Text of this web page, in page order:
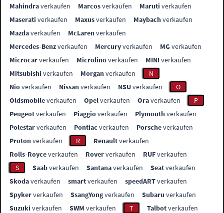
Mahindraverkaufen Marcosverkaufen Maruti verkaufen
Maserati verkaufen Maxusverkaufen Maybachverkaufen
Mazdaverkaufen McLarenverkaufen
Mercedes-Benzverkaufen Mercuryverkaufen MGverkaufen
Microcarverkaufen Microlinoverkaufen MINIverkaufen
Mitsubishi verkaufen Morganverkaufen
N
Nioverkaufen Nissanverkaufen NSUverkaufen
O
Oldsmobileverkaufen Opelverkaufen Oraverkaufen
P
Peugeotverkaufen Piaggioverkaufen Plymouthverkaufen
Polestarverkaufen Pontiac verkaufen Porscheverkaufen
Protonverkaufen R Renaultverkaufen
Rolls-Royceverkaufen Roververkaufen RUFverkaufen
S
Saabverkaufen Santanaverkaufen Seatverkaufen
Skodaverkaufen smartverkaufen speedARTverkaufen
Spykerverkaufen SsangYongverkaufen Subaru verkaufen
Suzuki verkaufen SWM verkaufen T Talbotverkaufen